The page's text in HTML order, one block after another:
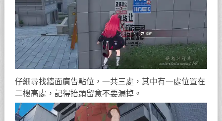
仔細尋找牆面廣告點位，一共三處，其中有一處位置在
二樓高處，記得抬頭留意不要漏掉。